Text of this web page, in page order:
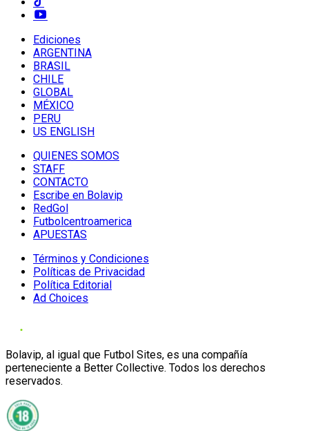
Ediciones
ARGENTINA
BRASIL
CHILE
GLOBAL
MÉXICO
PERU
US ENGLISH
QUIENES SOMOS
STAFF
CONTACTO
Escribe en Bolavip
RedGol
Futbolcentroamerica
APUESTAS
Términos y Condiciones
Políticas de Privacidad
Política Editorial
Ad Choices
Bolavip, al igual que Futbol Sites, es una compañía
perteneciente a Better Collective. Todos los derechos
reservados.